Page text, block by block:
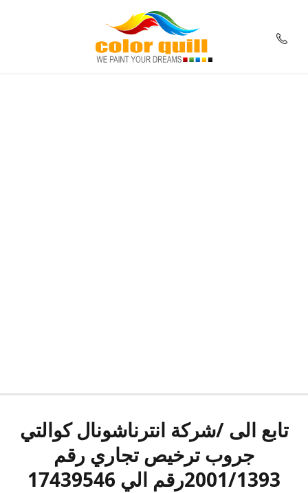
تابع الى /شركة انترناشونال كوالتي
جروب ترخيص تجاري رقم
2001/1393رقم الي 17439546